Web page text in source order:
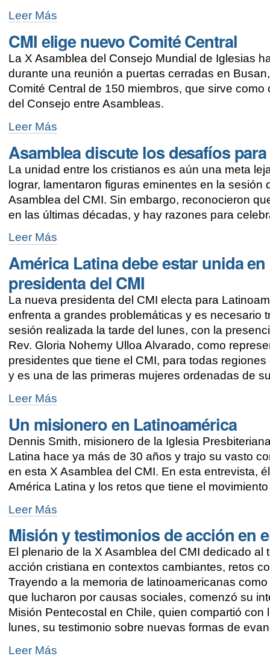
Asambleas
Iglesias
de
Latinoamérica
piden
CMI
inclusión
-
Leer Más
CMI elige nuevo Comité Central
La X Asamblea del Consejo Mundial de Iglesias
durante una reunión a puertas cerradas en
Comité Central de 150 miembros, que sirve
del Consejo entre Asambleas.
CMI
elige
nuevo
Comité
Central
-
Leer Más
Asamblea discute los desafíos
La unidad entre los cristianos es aún una meta
lograr, lamentaron figuras eminentes en la
Asamblea del CMI. Sin embargo, reconocieron
en las últimas décadas, y hay razones para
Asamblea
discute
los
desafíos
para
lograr
la
unidad
en
-
Leer Más
América Latina debe estar unida
presidenta del CMI
La nueva presidenta del CMI electa para
enfrenta a grandes problemáticas y es necesario
sesión realizada la tarde del lunes, con la
Rev. Gloria Nohemy Ulloa Alvarado, como
presidentes que tiene el CMI, para todas
y es una de las primeras mujeres ordenadas de
América
Latina
debe
estar
unida
en
sola
misión,
nueva
del
-
Leer Más
Un misionero en Latinoamérica
Dennis Smith, misionero de la Iglesia
Latina hace ya más de 30 años y trajo su vasto
en esta X Asamblea del CMI. En esta entrevista,
América Latina y los retos que tiene el
Un
misionero
en
Latinoamérica
Leer Más
Misión y testimonios de acción en
El plenario de la X Asamblea del CMI dedicado
acción cristiana en contextos cambiantes, retos
Trayendo a la memoria de latinoamericanas
que lucharon por causas sociales, comenzó su
Misión Pentecostal en Chile, quien compartió
lunes, su testimonio sobre nuevas formas de
Misión
Leer Más